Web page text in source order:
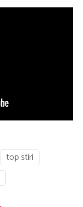
top stiri